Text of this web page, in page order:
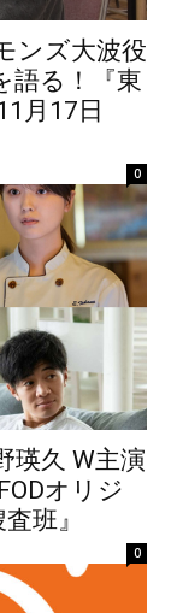
ンズ大波役
語る！『東
月17日
0
瑛久 W主演
オリジ
班』
0